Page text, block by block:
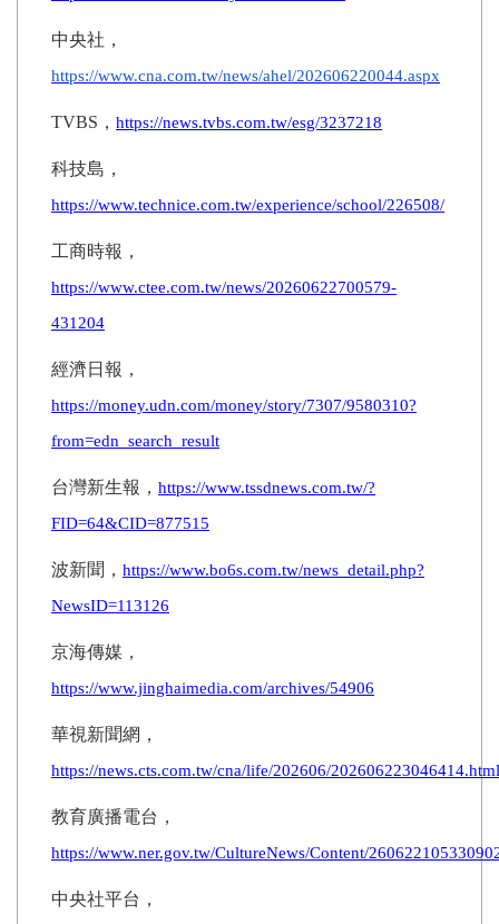
中央社，
https://www.cna.com.tw/news/ahel/202606220044.aspx
TVBS ， https://news.tvbs.com.tw/esg/3237218
科技島，
https://www.technice.com.tw/experience/school/226508/
工商時報，
https://www.ctee.com.tw/news/20260622700579-
431204
經濟日報，
https://money.udn.com/money/story/7307/9580310?
from=edn_search_result
台灣新生報， https://www.tssdnews.com.tw/?
FID=64&CID=877515
波新聞， https://www.bo6s.com.tw/news_detail.php?
NewsID=113126
京海傳媒，
https://www.jinghaimedia.com/archives/54906
華視新聞網，
https://news.cts.com.tw/cna/life/202606/202606223046414.html
教育廣播電台，
https://www.ner.gov.tw/CultureNews/Content/
中央社平台，